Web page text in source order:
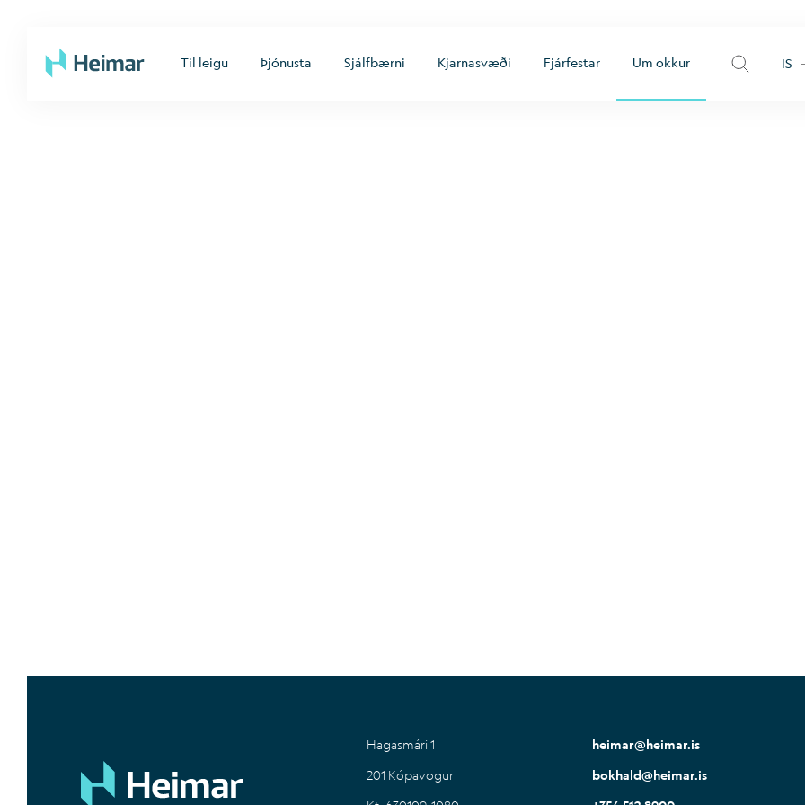
Til leigu Þjónusta Sjálfbærni Kjarnasvæði Fjárfestar Um okkur IS
Hagasmári 1
201 Kópavogur
heimar@heimar.is
bokhald@heimar.is